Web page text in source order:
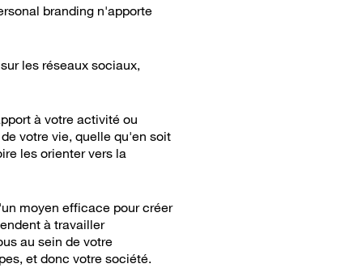
branding n'apporte
les réseaux sociaux,
à votre activité ou
votre vie, quelle qu'en soit
les orienter vers la
moyen efficace pour créer
à travailler
au sein de votre
et donc votre société.